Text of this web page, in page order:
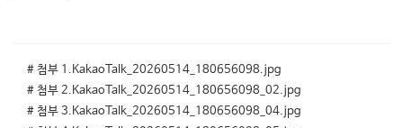
# 첨부 1.KakaoTalk_20260514_180656098.jpg
# 첨부 2.KakaoTalk_20260514_180656098_02.jpg
# 첨부 3.KakaoTalk_20260514_180656098_04.jpg